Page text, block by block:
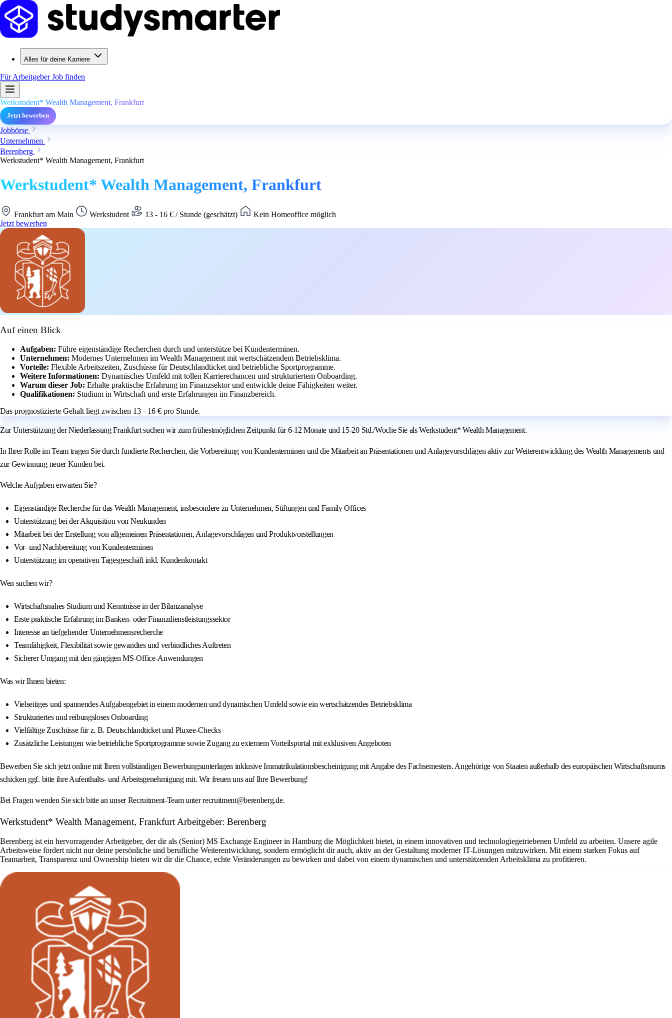
Alles für deine Karriere
Für ArbeitgeberJob finden
Werkstudent* Wealth Management, Frankfurt
Jetzt bewerben
Jobbörse
Unternehmen
Berenberg
Werkstudent* Wealth Management, Frankfurt
Werkstudent* Wealth Management, Frankfurt
Frankfurt am Main Werkstudent 13 - 16 € / Stunde (geschätzt)
Kein Homeoffice möglich
Jetzt bewerben
Auf einen Blick
Aufgaben: Führe eigenständige Recherchen durch und unterstütze bei Kundenterminen.
Unternehmen: Modernes Unternehmen im Wealth Management mit wertschätzendem Betriebsklima.
Vorteile: Flexible Arbeitszeiten, Zuschüsse für Deutschlandticket und betriebliche Sportprogramme.
Weitere Informationen: Dynamisches Umfeld mit tollen Karrierechancen und strukturiertem Onboarding.
Warum dieser Job: Erhalte praktische Erfahrung im Finanzsektor und entwickle deine Fähigkeiten weiter.
Qualifikationen: Studium in Wirtschaft und erste Erfahrungen im Finanzbereich.
Das prognostizierte Gehalt liegt zwischen 13 - 16 € pro Stunde.
Zur Unterstützung der Niederlassung Frankfurt suchen wir zum frühestmöglichen Zeitpunkt für 6-12 Monate und 15-20 Std./Woche Sie als Werkstudent* Wealth Management.
In Ihrer Rolle im Team tragen Sie durch fundierte Recherchen, die Vorbereitung von Kundenterminen und die Mitarbeit an Präsentationen und Anlagevorschlägen aktiv zur Weiterentwicklung des Wealth Managements und
zur Gewinnung neuer Kunden bei.
Welche Aufgaben erwarten Sie?
Eigenständige Recherche für das Wealth Management, insbesondere zu Unternehmen, Stiftungen und Family Offices
Unterstützung bei der Akquisition von Neukunden
Mitarbeit bei der Erstellung von allgemeinen Präsentationen, Anlagevorschlägen und Produktvorstellungen
Vor- und Nachbereitung von Kundenterminen
Unterstützung im operativen Tagesgeschäft inkl. Kundenkontakt
Wen suchen wir?
Wirtschaftsnahes Studium und Kenntnisse in der Bilanzanalyse
Erste praktische Erfahrung im Banken- oder Finanzdienstleistungssektor
Interesse an tiefgehender Unternehmensrecherche
Teamfähigkeit, Flexibilität sowie gewandtes und verbindliches Auftreten
Sicherer Umgang mit den gängigen MS-Office-Anwendungen
Was wir Ihnen bieten:
Vielseitiges und spannendes Aufgabengebiet in einem modernen und dynamischen Umfeld sowie ein wertschätzendes Betriebsklima
Strukturiertes und reibungsloses Onboarding
Vielfältige Zuschüsse für z. B. Deutschlandticket und Pluxee-Checks
Zusätzliche Leistungen wie betriebliche Sportprogramme sowie Zugang zu externem Vorteilsportal mit exklusiven Angeboten
Bewerben Sie sich jetzt online mit Ihren vollständigen Bewerbungsunterlagen inklusive Immatrikulationsbescheinigung mit Angabe des Fachsemesters. Angehörige von Staaten außerhalb des europäischen Wirtschaftsraums
schicken ggf. bitte ihre Aufenthalts- und Arbeitsgenehmigung mit. Wir freuen uns auf Ihre Bewerbung!
Bei Fragen wenden Sie sich bitte an unser Recruitment-Team unter recruitment@berenberg.de.
Werkstudent* Wealth Management, Frankfurt Arbeitgeber: Berenberg
Berenberg ist ein hervorragender Arbeitgeber, der dir als (Senior) MS Exchange Engineer in Hamburg die Möglichkeit bietet, in einem innovativen und technologiegetriebenen Umfeld zu arbeiten. Unsere agile
Arbeitsweise fördert nicht nur deine persönliche und berufliche Weiterentwicklung, sondern ermöglicht dir auch, aktiv an der Gestaltung moderner IT-Lösungen mitzuwirken. Mit einem starken Fokus auf
Teamarbeit, Transparenz und Ownership bieten wir dir die Chance, echte Veränderungen zu bewirken und dabei von einem dynamischen und unterstützenden Arbeitsklima zu profitieren.